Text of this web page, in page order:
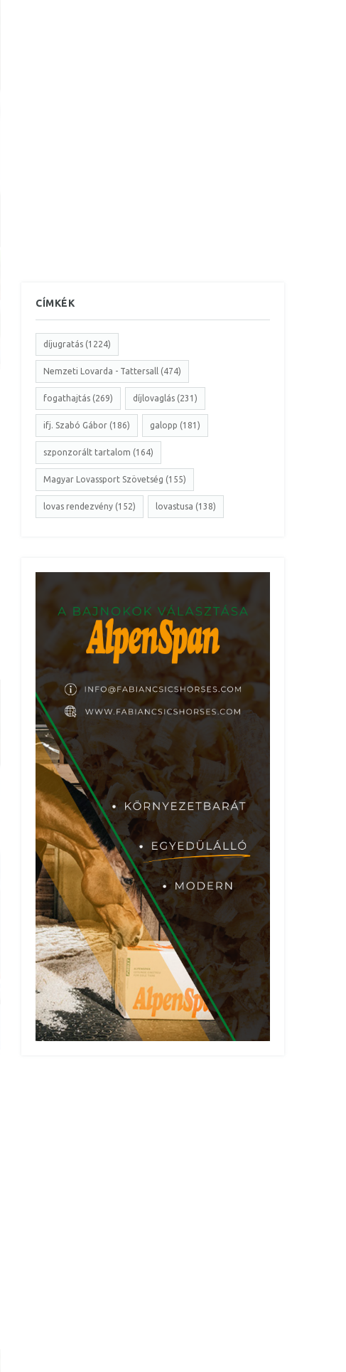
CÍMKÉK
díjugratás (1224)
Nemzeti Lovarda - Tattersall (474)
fogathajtás (269) díjlovaglás (231)
ifj. Szabó Gábor (186) galopp (181)
szponzorált tartalom (164)
Magyar Lovassport Szövetség (155)
lovas rendezvény (152) lovastusa (138)